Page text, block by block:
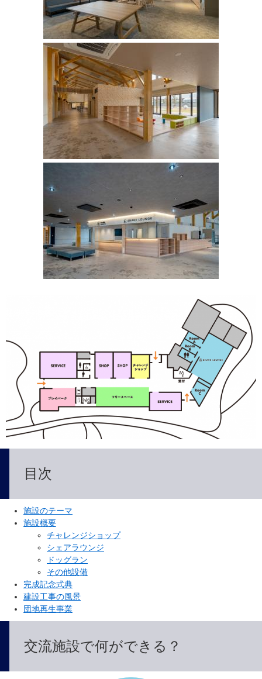
目次
施設のテーマ
施設概要
チャレンジショップ
シェアラウンジ
ドッグラン
その他設備
完成記念式典
建設工事の風景
団地再生事業
交流施設で何ができる？